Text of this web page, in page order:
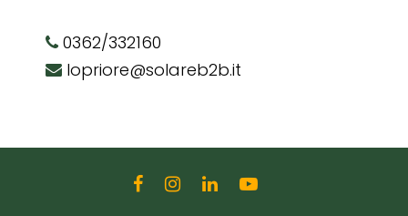
0362/332160
lopriore@solareb2b.it